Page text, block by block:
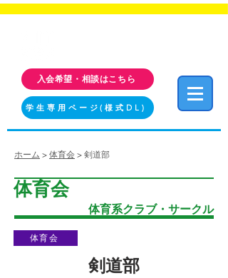
入会希望・相談はこちら
学生専用ページ(様式DL)
ホーム > 体育会 > 剣道部
体育会
体育系クラブ・サークル
体育会
剣道部